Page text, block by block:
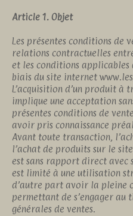
Article 1. Objet
Les présentes conditions de
relations contractuelles
et les conditions
biais du site internet
L’acquisition d’un produit à
implique une acceptation
présentes conditions de
avoir pris connaissance
Avant toute transaction,
l’achat de produits sur le
est sans rapport direct avec
est limité à une utilisation
d’autre part avoir la pleine
permettant de s’engager au
générales de ventes.